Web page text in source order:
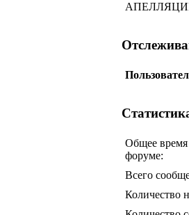
Общее
форуме:
Всего
Количество